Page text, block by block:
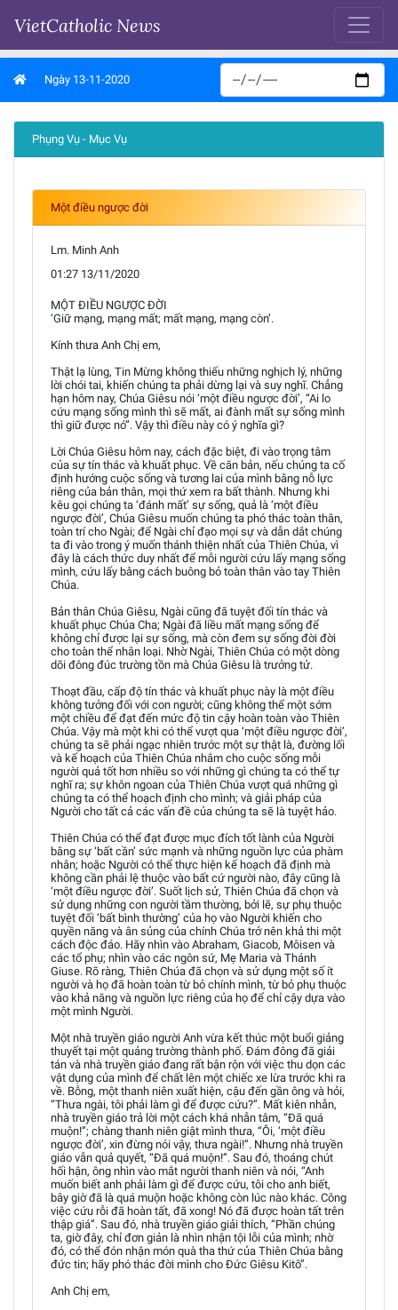
VietCatholic News
Ngày 13-11-2020
Phụng Vụ - Mục Vụ
Một điều ngược đời
Lm. Minh Anh
01:27 13/11/2020
MỘT ĐIỀU NGƯỢC ĐỜI
‘Giữ mạng, mạng mất; mất mạng, mạng còn’.
Kính thưa Anh Chị em,
Thật lạ lùng, Tin Mừng không thiếu những nghịch lý, những
lời chói tai, khiến chúng ta phải dừng lại và suy nghĩ. Chẳng
hạn hôm nay, Chúa Giêsu nói ‘một điều ngược đời’, “Ai lo
cứu mạng sống mình thì sẽ mất, ai đành mất sự sống mình
thì giữ được nó”. Vậy thì điều này có ý nghĩa gì?
Lời Chúa Giêsu hôm nay, cách đặc biệt, đi vào trọng tâm
của sự tín thác và khuất phục. Về căn bản, nếu chúng ta cố
định hướng cuộc sống và tương lai của mình bằng nỗ lực
riêng của bản thân, mọi thứ xem ra bất thành. Nhưng khi
kêu gọi chúng ta ‘đánh mất’ sự sống, quả là ‘một điều
ngược đời’, Chúa Giêsu muốn chúng ta phó thác toàn thân,
toàn trí cho Ngài; để Ngài chỉ đạo mọi sự và dẫn dắt chúng
ta đi vào trong ý muốn thánh thiện nhất của Thiên Chúa, vì
đây là cách thức duy nhất để mỗi người cứu lấy mạng sống
mình, cứu lấy bằng cách buông bỏ toàn thân vào tay Thiên
Chúa.
Bản thân Chúa Giêsu, Ngài cũng đã tuyệt đối tín thác và
khuất phục Chúa Cha; Ngài đã liều mất mạng sống để
không chỉ được lại sự sống, mà còn đem sự sống đời đời
cho toàn thể nhân loại. Nhờ Ngài, Thiên Chúa có một dòng
dõi đông đúc trường tồn mà Chúa Giêsu là trưởng tử.
Thoạt đầu, cấp độ tín thác và khuất phục này là một điều
không tưởng đối với con người; cũng không thể một sớm
một chiều để đạt đến mức độ tin cậy hoàn toàn vào Thiên
Chúa. Vậy mà một khi có thể vượt qua ‘một điều ngược đời’,
chúng ta sẽ phải ngạc nhiên trước một sự thật là, đường lối
và kế hoạch của Thiên Chúa nhắm cho cuộc sống mỗi
người quả tốt hơn nhiều so với những gì chúng ta có thể tự
nghĩ ra; sự khôn ngoan của Thiên Chúa vượt quá những gì
chúng ta có thể hoạch định cho mình; và giải pháp của
Người cho tất cả các vấn đề của chúng ta sẽ là tuyệt hảo.
Thiên Chúa có thể đạt được mục đích tốt lành của Người
bằng sự ‘bất cần’ sức mạnh và những nguồn lực của phàm
nhân; hoặc Người có thể thực hiện kế hoạch đã định mà
không cần phải lệ thuộc vào bất cứ người nào, đây cũng là
‘một điều ngược đời’. Suốt lịch sử, Thiên Chúa đã chọn và
sử dụng những con người tầm thường, bởi lẽ, sự phụ thuộc
tuyệt đối ‘bất bình thường’ của họ vào Người khiến cho
quyền năng và ân sủng của chính Chúa trở nên khả thi một
cách độc đáo. Hãy nhìn vào Abraham, Giacob, Môisen và
các tổ phụ; nhìn vào các ngôn sứ, Mẹ Maria và Thánh
Giuse. Rõ ràng, Thiên Chúa đã chọn và sử dụng một số ít
người và họ đã hoàn toàn từ bỏ chính mình, từ bỏ phụ thuộc
vào khả năng và nguồn lực riêng của họ để chỉ cậy dựa vào
một mình Người.
Một nhà truyền giáo người Anh vừa kết thúc một buổi giảng
thuyết tại một quảng trường thành phố. Đám đông đã giải
tán và nhà truyền giáo đang rất bận rộn với việc thu dọn các
vật dụng của mình để chất lên một chiếc xe lừa trước khi ra
về. Bỗng, một thanh niên xuất hiện, cậu đến gần ông và hỏi,
“Thưa ngài, tôi phải làm gì để được cứu?”. Mất kiên nhẫn,
nhà truyền giáo trả lời một cách khá nhẫn tâm, “Đã quá
muộn!”; chàng thanh niên giật mình thưa, “Ôi, ‘một điều
ngược đời’, xin đừng nói vậy, thưa ngài!”. Nhưng nhà truyền
giáo vẫn quả quyết, “Đã quá muộn!”. Sau đó, thoáng chút
hối hận, ông nhìn vào mắt người thanh niên và nói, “Anh
muốn biết anh phải làm gì để được cứu, tôi cho anh biết,
bây giờ đã là quá muộn hoặc không còn lúc nào khác. Công
việc cứu rỗi đã hoàn tất, đã xong! Nó đã được hoàn tất trên
thập giá”. Sau đó, nhà truyền giáo giải thích, “Phần chúng
ta, giờ đây, chỉ đơn giản là nhìn nhận tội lỗi của mình; nhờ
đó, có thể đón nhận món quà tha thứ của Thiên Chúa bằng
đức tin; hãy phó thác đời mình cho Đức Giêsu Kitô”.
Anh Chị em,